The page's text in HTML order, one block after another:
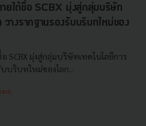
ยใต้ชื่อ SCBX มุ่งสู่กลุ่มบริษัท
วางรากฐานรองรับบริบทใหม่ของ
SCBX มุ่งสู่กลุ่มบริษัทเทคโนโลยีการ
บริบทใหม่ของโลก...